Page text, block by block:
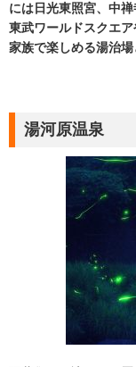
には日光東照宮、中
東武ワールドスクエ
家族で楽しめる湯治
湯河原温泉